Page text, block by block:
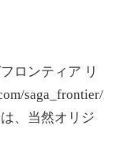
ロンティア リ
saga_frontier/
、当然オリジ